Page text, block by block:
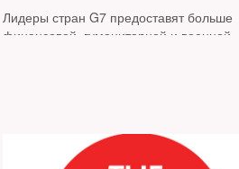
Лидеры стран G7 предоставят больше
финансовой, гуманитарной и военной